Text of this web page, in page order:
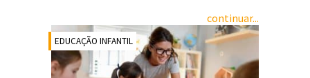
continuar...
EDUCAÇÃO INFANTIL